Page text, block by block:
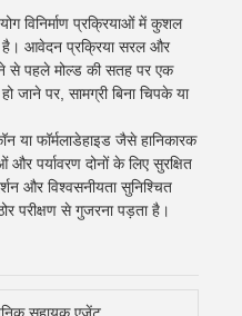
विनिर्माण प्रक्रियाओं में कुशल
है। आवेदन प्रक्रिया सरल और
से पहले मोल्ड की सतह पर एक
जाने पर, सामग्री बिना चिपके या
या फॉर्मलाडेहाइड जैसे हानिकारक
पर्यावरण दोनों के लिए सुरक्षित
और विश्वसनीयता सुनिश्चित
परीक्षण से गुजरना पड़ता है।